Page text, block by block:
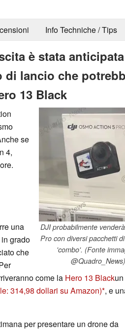
Info Techniche / Tips
è stata
di lancio che
13 Black
DJI probabilmente
Pro con diversi pacchetti
'combo'. (Fonte
@Quadro_News)
se
4,
una
grado
che
come la Hero 13 Blackun
314,98 dollari su Amazon) , e
per presentare un drone da